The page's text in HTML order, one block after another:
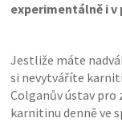
experimentálně i v
Jestliže máte
si nevytváříte
Colganův ústav pro
karnitinu denně ve